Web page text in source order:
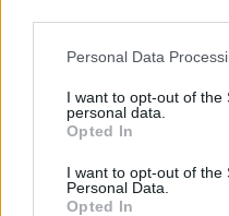
Please note that this
not limited to your visit or
grant or deny consent to
use your data for below
consent section.
Personal Data
I want to opt-out of the
personal data.
Opted In
I want to opt-out of the
Personal Data.
Opted In